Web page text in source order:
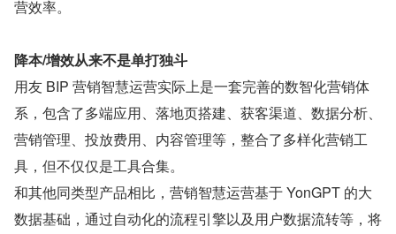
营效率。
降本/增效从来不是单打独斗
用友 BIP 营销智慧运营实际上是一套完善的数智化营销体
系，包含了多端应用、落地页搭建、获客渠道、数据分析、
营销管理、投放费用、内容管理等，整合了多样化营销工
具，但不仅仅是工具合集。
和其他同类型产品相比，营销智慧运营基于 YonGPT 的大
数据基础，通过自动化的流程引擎以及用户数据流转等，将